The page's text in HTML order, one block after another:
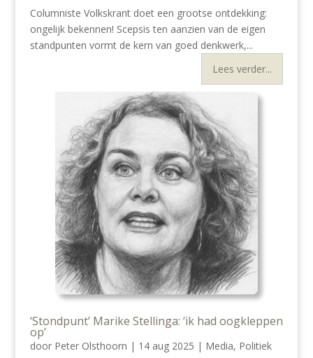
Columniste Volkskrant doet een grootse ontdekking:
ongelijk bekennen! Scepsis ten aanzien van de eigen
standpunten vormt de kern van goed denkwerk,...
Lees verder...
‘Stondpunt’ Marike Stellinga: ‘ik had oogkleppen
op’
door Peter Olsthoorn | 14 aug 2025 | Media, Politiek